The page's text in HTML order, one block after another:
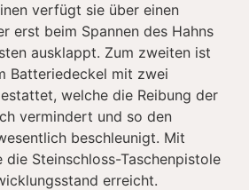
verfügt sie über einen
erst beim Spannen des Hahns
ausklappt. Zum zweiten ist
Batteriedeckel mit zwei
welche die Reibung der
vermindert und so den
beschleunigt. Mit
Steinschloss-Taschenpistole
erreicht.